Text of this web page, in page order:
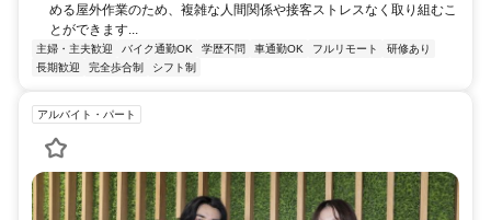
める屋外作業のため、複雑な人間関係や接客ストレスなく取り組むこ
とができます...
主婦・主夫歓迎 バイク通勤OK 学歴不問 車通勤OK フルリモート
研修あり
長期歓迎
完全歩合制 シフト制
アルバイト・パート